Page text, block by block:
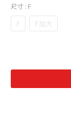
尺寸 : F
F F加大